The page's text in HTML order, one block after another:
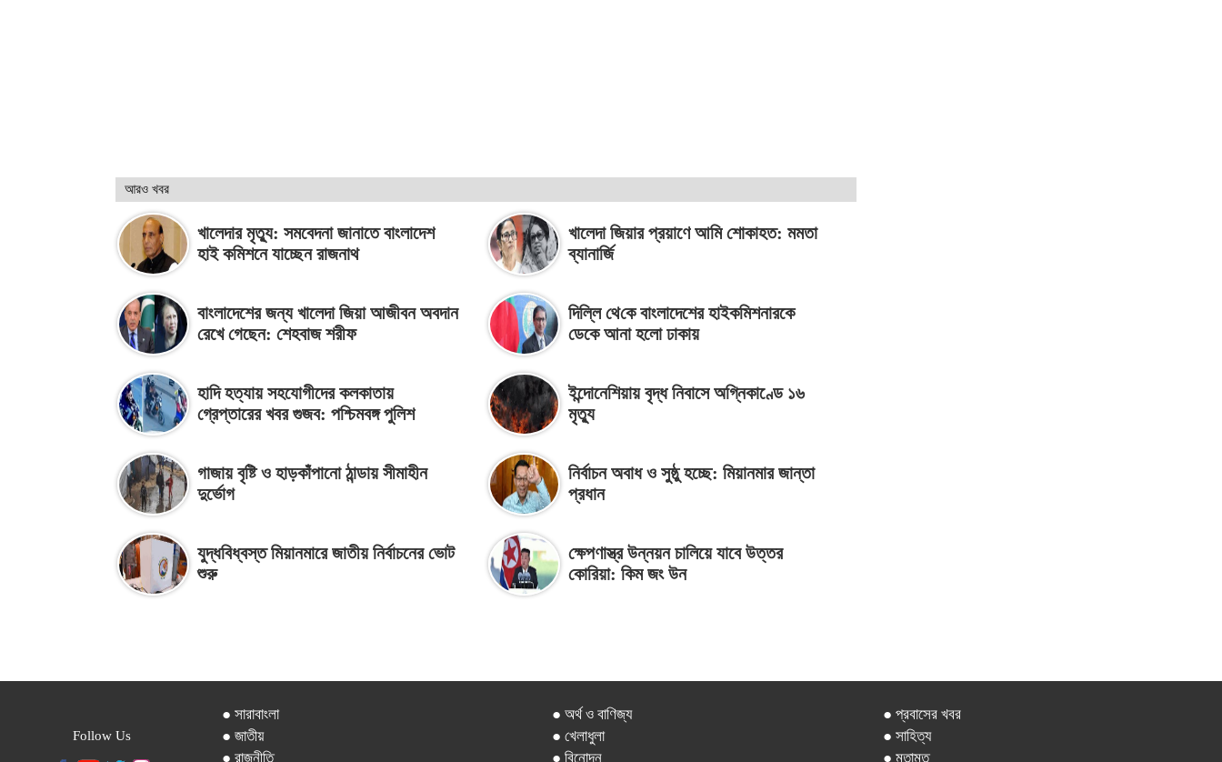
আরও খবর
খালেদার মৃত্যু: সমবেদনা জানাতে বাংলাদেশ
হাই কমিশনে যাচ্ছেন রাজনাথ
খালেদা জিয়ার প্রয়াণে আমি শোকাহত: মমতা
ব্যানার্জি
বাংলাদেশের জন্য খালেদা জিয়া আজীবন অবদান
রেখে গেছেন: শেহবাজ শরীফ
দিল্লি থে‌কে বাংলাদেশের হাইকমিশনারকে
ডেকে আনা হলো ঢাকায়
হাদি হত্যায় সহযোগীদের কলকাতায়
গ্রেপ্তারের খবর গুজব: পশ্চিমবঙ্গ পুলিশ
ইন্দোনেশিয়ায় বৃদ্ধ নিবাসে অগ্নিকাণ্ডে ১৬
মৃত্যু
গাজায় বৃষ্টি ও হাড়কাঁপানো ঠান্ডায় সীমাহীন
দুর্ভোগ
নির্বাচন অবাধ ও সুষ্ঠু হচ্ছে: মিয়ানমার জান্তা
প্রধান
যুদ্ধবিধ্বস্ত মিয়ানমারে জাতীয় নির্বাচনের ভোট
শুরু
ক্ষেপণাস্ত্র উন্নয়ন চালিয়ে যাবে উত্তর
কোরিয়া: কিম জং উন
Follow Us
● সারাবাংলা
● জাতীয়
● রাজনীতি
● অর্থ ও বাণিজ্য
● খেলাধুলা
● বিনোদন
● প্রবাসের খবর
● সাহিত্য
● মতামত